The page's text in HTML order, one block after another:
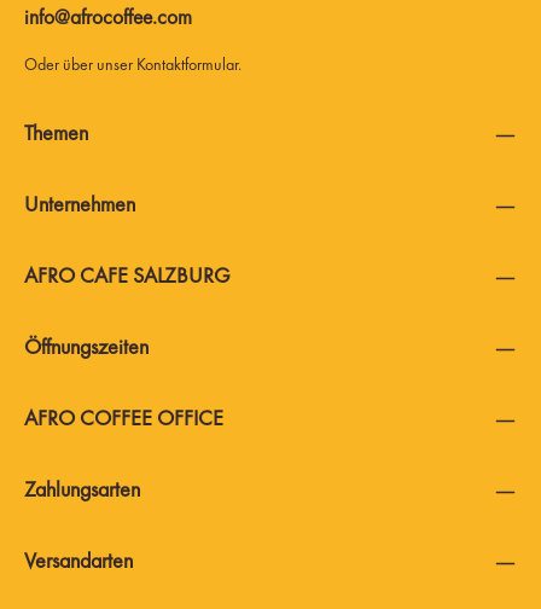
info@afrocoffee.com
Oder über unser Kontaktformular.
AFRO COFFEE OFFICE
AFRO CAFE SALZBURG
Zahlungsarten
Themen
Unternehmen
Öffnungszeiten
Versandarten